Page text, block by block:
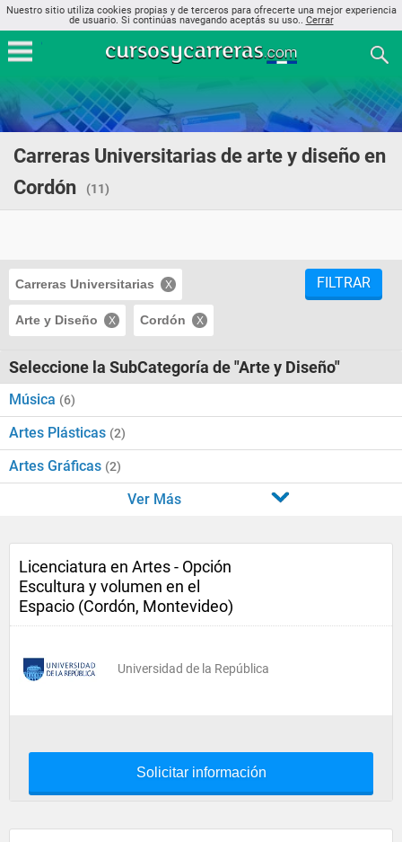
Nuestro sitio utiliza cookies propias y de terceros para ofrecerte una mejor experiencia
de usuario. Si continúas navegando aceptás su uso.. Cerrar
Carreras Universitarias de arte y diseño en
Cordón
(11)
Carreras Universitarias
Arte y Diseño Cordón
FILTRAR
Seleccione la SubCategoría de "Arte y Diseño"
Música (6)
Artes Plásticas (2)
Artes Gráficas (2)
Ver Más
Licenciatura en Artes - Opción
Escultura y volumen en el
Espacio (Cordón, Montevideo)
Universidad de la República
Solicitar información